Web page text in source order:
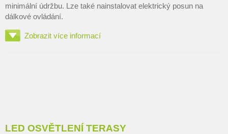
minimální údržbu. Lze také nainstalovat elektrický posun na
dálkové ovládání.
Zobrazit více informací
LED OSVĚTLENÍ TERASY